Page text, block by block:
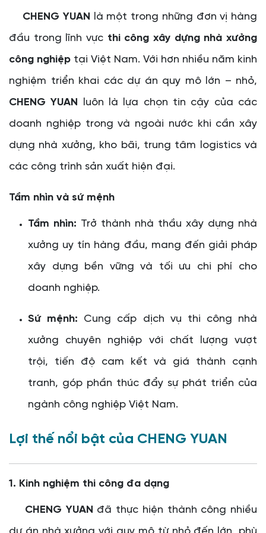
CHENG YUAN là một trong những đơn vị hàng
đầu trong lĩnh vực thi công xây dựng nhà xưởng
công nghiệp tại Việt Nam. Với hơn nhiều năm kinh
nghiệm triển khai các dự án quy mô lớn – nhỏ,
CHENG YUAN luôn là lựa chọn tin cậy của các
doanh nghiệp trong và ngoài nước khi cần xây
dựng nhà xưởng, kho bãi, trung tâm logistics và
các công trình sản xuất hiện đại.
Tầm nhìn và sứ mệnh
Tầm nhìn: Trở thành nhà thầu xây dựng nhà
xưởng uy tín hàng đầu, mang đến giải pháp
xây dựng bền vững và tối ưu chi phí cho
doanh nghiệp.
Sứ mệnh: Cung cấp dịch vụ thi công nhà
xưởng chuyên nghiệp với chất lượng vượt
trội, tiến độ cam kết và giá thành cạnh
tranh, góp phần thúc đẩy sự phát triển của
ngành công nghiệp Việt Nam.
Lợi thế nổi bật của CHENG YUAN
1. Kinh nghiệm thi công đa dạng
CHENG YUAN đã thực hiện thành công nhiều